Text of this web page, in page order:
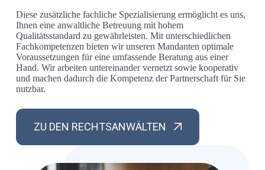
Diese zusätzliche fachliche Spezialisierung ermöglicht es uns,
Ihnen eine anwaltliche Betreuung mit hohem
Qualitätsstandard zu gewährleisten. Mit unterschiedlichen
Fachkompetenzen bieten wir unseren Mandanten optimale
Voraussetzungen für eine umfassende Beratung aus einer
Hand. Wir arbeiten untereinander vernetzt sowie kooperativ
und machen dadurch die Kompetenz der Partnerschaft für Sie
nutzbar.
ZU DEN RECHTSANWÄLTEN